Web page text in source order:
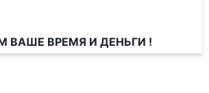
ВРЕМЯ И ДЕНЬГИ !